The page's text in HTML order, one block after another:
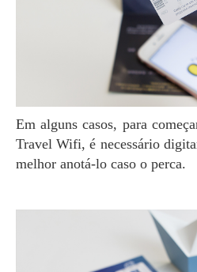
Em alguns casos, para começar a usar o seu SIM Card
Travel Wifi, é necessário
melhor anotá-lo caso o perca.